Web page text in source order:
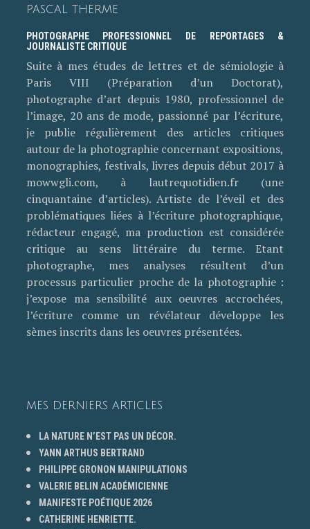
PASCAL THERME
PHOTOGRAPHE PROFESSIONNEL DE REPORTAGES &
JOURNALISTE CRITIQUE
Suite à mes études de lettres et de sémiologie à
Paris VIII (Préparation d’un Doctorat),
photographe d’art depuis 1980, professionnel de
l’image, 20 ans de mode, passionné par l’écriture,
je publie régulièrement des articles critiques
autour de la photographie concernant expositions,
monographies, festivals, livres depuis début 2017 à
mowwgli.com, à lautrequotidien.fr (une
cinquantaine d’articles). Artiste de l’éveil et des
problématiques liées à l’écriture photographique,
rédacteur engagé, ma production est considérée
critique au sens littéraire du terme. Etant
photographe, mes analyses résultent d’un
processus particulier proche de la photographie :
j’expose ma sensibilité aux oeuvres accrochées,
l’écriture comme un révélateur développe les
sèmes inscrits dans les oeuvres présentées.
MES DERNIERS ARTICLES
LA NATURE N’EST PAS UN DÉCOR.
YANN ARTHUS BERTRAND
PHILIPPE GRONON MANIPULATIONS
VALERIE BELIN ACADÉMICIENNE
MANIFESTE POÉTIQUE 2026
CATHERINE HENRIETTE.